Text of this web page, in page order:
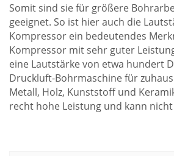
Somit sind sie für größere
geeignet. So ist hier auch die
Kompressor ein bedeutendes
Kompressor mit sehr guter
eine Lautstärke von etwa hundert
Druckluft-Bohrmaschine für
Metall, Holz, Kunststoff und
recht hohe Leistung und kann